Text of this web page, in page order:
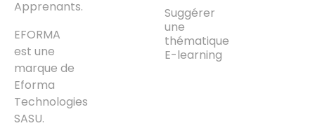
Apprenants.
EFORMA
est une
marque de
Eforma
Technologies
SASU.
Suggérer
une
thématique
E-learning